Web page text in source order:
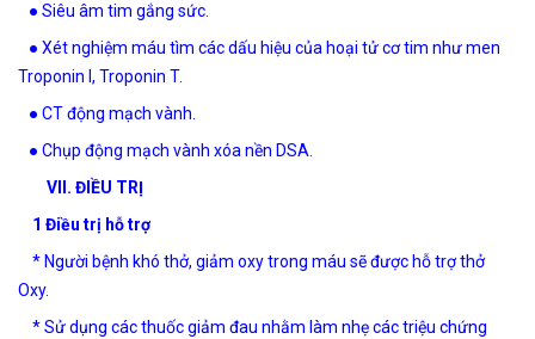
● Siêu âm tim gắng sức.
● Xét nghiệm máu tìm các dấu hiệu của hoại tử cơ tim như men
Troponin I, Troponin T.
● CT động mạch vành.
● Chụp động mạch vành xóa nền DSA.
VII. ĐIỀU TRỊ
1 Điều trị hỗ trợ
* Người bệnh khó thở, giảm oxy trong máu sẽ được hỗ trợ thở
Oxy.
* Sử dụng các thuốc giảm đau nhằm làm nhẹ các triệu chứng